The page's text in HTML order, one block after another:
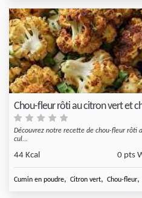
Chou-fleur rôti au citron vert et
Découvrez notre recette de chou-fleur rôti
cul...
44 Kcal 0 pts
Cumin en poudre, Citron vert, Chou-fleur,